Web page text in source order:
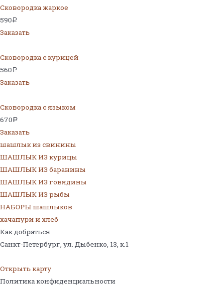
Сковородка жаркое
590 Р
Заказать
Сковородка с курицей
560 Р
Заказать
Сковородка с языком
670 Р
Заказать
шашлык из свинины
ШАШЛЫК ИЗ курицы
ШАШЛЫК ИЗ баранины
ШАШЛЫК ИЗ говядины
ШАШЛЫК ИЗ рыбы
НАБОРЫ шашлыков
хачапури и хлеб
Как добраться
Санкт-Петербург, ул. Дыбенко, 13, к.1
Открыть карту
Политика конфиденциальности